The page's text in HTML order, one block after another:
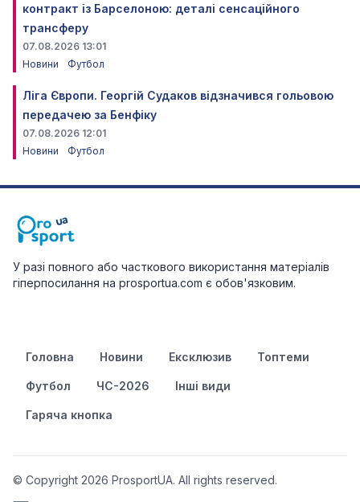
контракт із Барселоною: деталі сенсаційного
трансферу
07.08.2026 13:01
Новини
Футбол
Ліга Європи. Георгій Судаков відзначився гольовою
передачею за Бенфіку
07.08.2026 12:01
Новини
Футбол
У разі повного або часткового використання матеріалів
гіперпосилання на prosportua.com є обов'язковим.
Головна Новини Ексклюзив Топтеми
Футбол ЧС-2026 Інші види
Гаряча кнопка
© Copyright 2026 ProsportUA. All rights reserved.